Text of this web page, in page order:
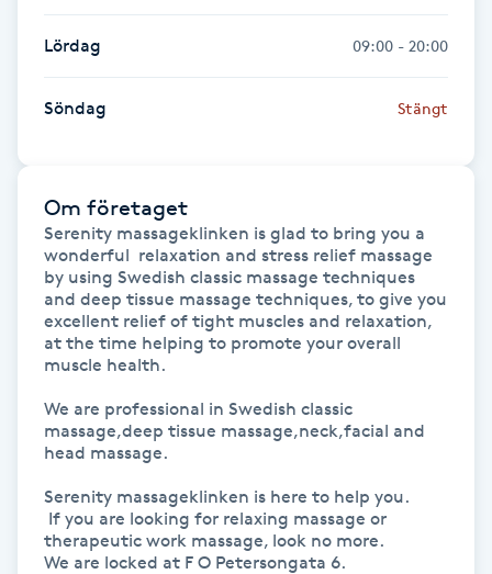
Katun fransar
Keratinbehandling
Kinesiologi
Lördag 09:00 - 20:00
Söndag Stängt
Om företaget
Serenity massageklinken is glad to bring you a
wonderful  relaxation and stress relief massage
by using Swedish classic massage techniques
and deep tissue massage techniques, to give you
excellent relief of tight muscles and relaxation,
at the time helping to promote your overall
muscle health.
We are professional in Swedish classic
massage,deep tissue massage,neck,facial and
head massage.
Serenity massageklinken is here to help you.
therapeutic work massage, look no more.
We are locked at F O Petersongata 6.